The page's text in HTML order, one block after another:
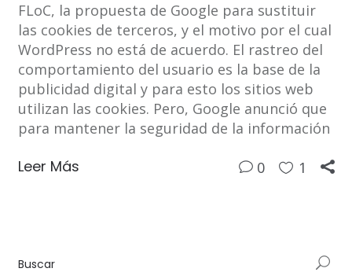
FLoC, la propuesta de Google para sustituir
las cookies de terceros, y el motivo por el cual
WordPress no está de acuerdo. El rastreo del
comportamiento del usuario es la base de la
publicidad digital y para esto los sitios web
utilizan las cookies. Pero, Google anunció que
para mantener la seguridad de la información
Leer Más 0 1